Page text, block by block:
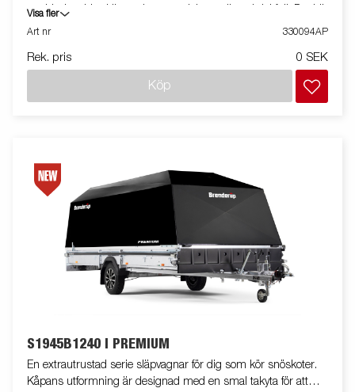
natthimlen. Live känns den energisk, modig och lekfull. Det här
är färgen för dig som vill höras, synas och aldrig smälta in i
Inline har hjulen inflyttade under flaket för att minska
hjulhusen är klädda med lågfriktionsmaterial, flaket är utrustat
backljus. Släpvagnen på bilden kan vara extrautrustad
Visa fler
Art nr
330094AP
Rek. pris 0 SEK
Köp
S1945B1240 I PREMIUM
En extrautrustad serie släpvagnar för dig som kör snöskoter.
Kåpans utformning är designad med en smal takyta för att